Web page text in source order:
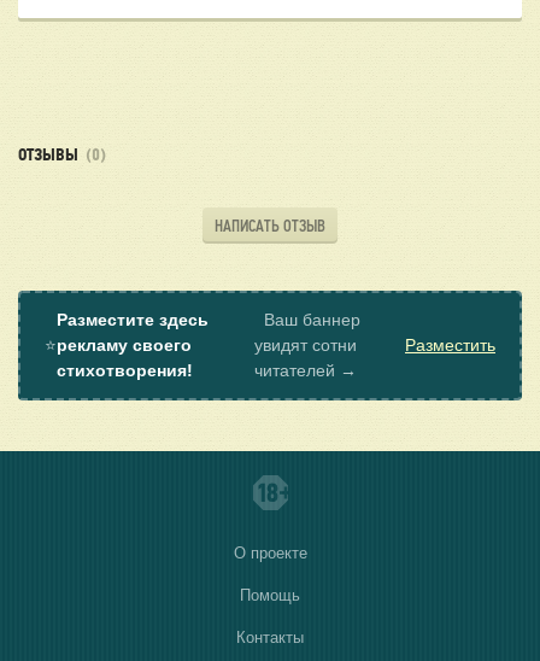
ОТЗЫВЫ (0)
НАПИСАТЬ ОТЗЫВ
⭐
Разместите здесь
рекламу своего
стихотворения!
Ваш баннер
увидят сотни
читателей →
Разместить
О проекте
Помощь
Контакты